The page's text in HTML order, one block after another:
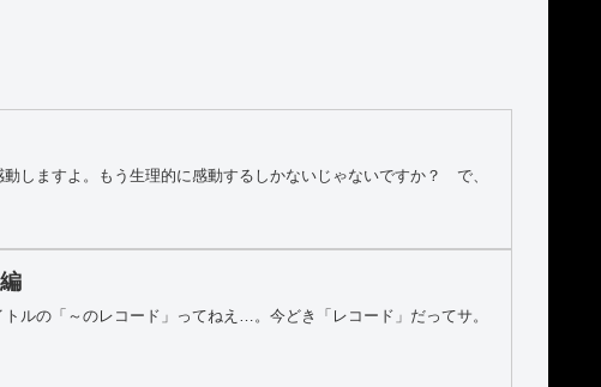
ますよ。もう生理的に感動するしかないじゃないですか？ で、
ルの「～のレコード」ってねえ…。今どき「レコード」だってサ。